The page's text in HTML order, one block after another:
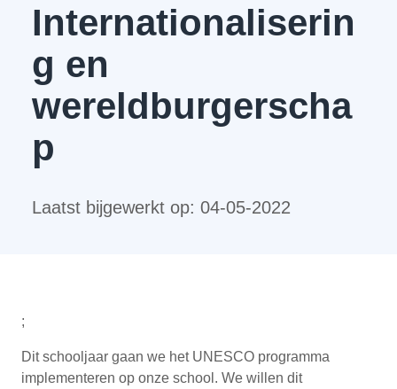
Internationaliserin
g en
wereldburgerscha
p
Laatst bijgewerkt op: 04-05-2022
;
Dit schooljaar gaan we het UNESCO programma
implementeren op onze school. We willen dit